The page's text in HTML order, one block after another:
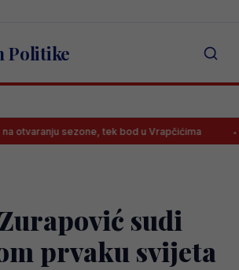
Politike
sezone, tek bod u Vrapčićima
sudi
prvaku svijeta